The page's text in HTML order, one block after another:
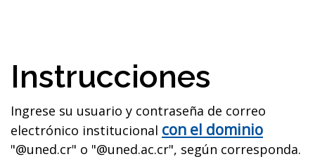
Instrucciones
Ingrese su usuario y contraseña de correo
electrónico institucional con el dominio
"@uned.cr" o "@uned.ac.cr", según corresponda.